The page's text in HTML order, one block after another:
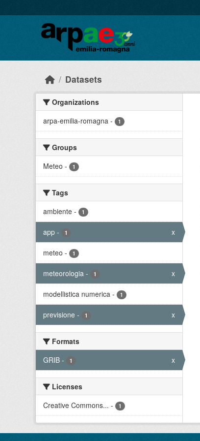
Datasets
Organizations
arpa-emilia-romagna - 1
Groups
Meteo - 1
Tags
ambiente - 1
app - 1 x
meteo - 1
meteorologia - 1 x
modellistica numerica - 1
previsione - 1 x
Formats
GRIB - 1 x
Licenses
Creative Commons... - 1